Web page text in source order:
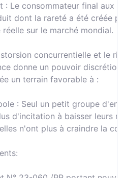
: Le consommateur final aux
dont la rareté a été créée
réelle sur le marché mondial.
concurrentielle et le
donne un pouvoir
un terrain favorable à :
: Seul un petit groupe
d'incitation à baisser leurs
n'ont plus à craindre la